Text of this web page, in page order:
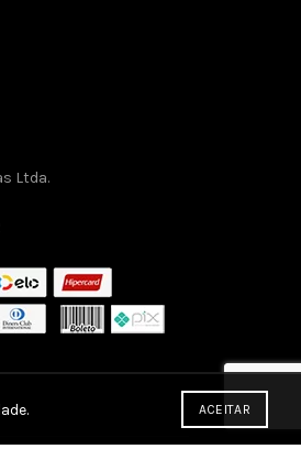
Ltda.
ACEITAR